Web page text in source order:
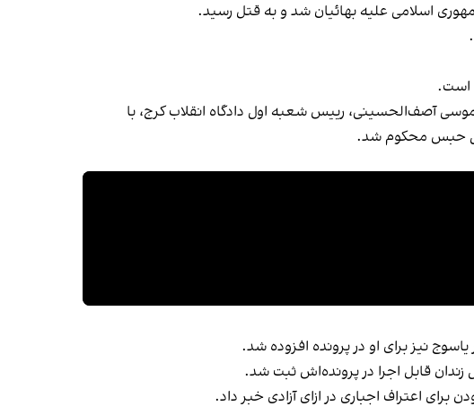
است.
مهرماه ۱۴۰۱ در نخستین روزهای خیزش «زن، زندگی، آزادی» بازداشت و اسفند ۱۴۰۱ با حکم موسی آصف‌الحسینی، رییس شعبه اول دادگاه انقلاب کرج، با
نیز برای او در پرونده افزوده شد.